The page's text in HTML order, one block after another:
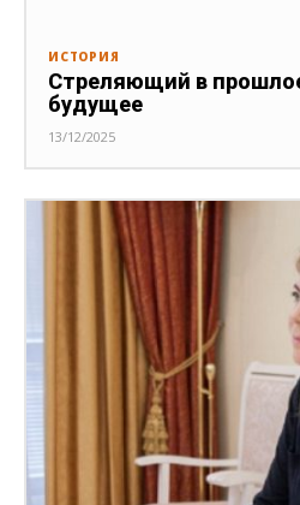
ИСТОРИЯ
Стреляющий в
будущее
13/12/2025